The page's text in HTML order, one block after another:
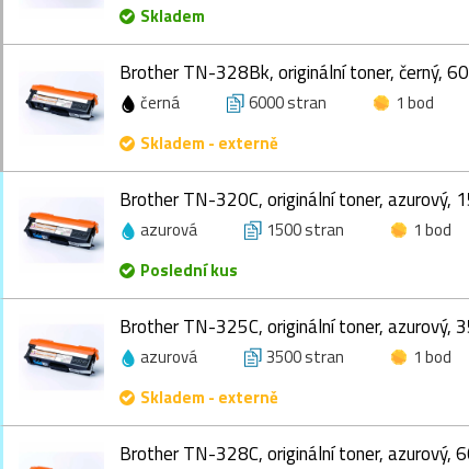
Skladem
Brother TN-328Bk, originální toner, černý,
černá 6000 stran
1 bod
Skladem - externě
Brother TN-320C, originální toner, azurový,
azurová 1500 stran
1 bod
Poslední kus
Brother TN-325C, originální toner, azurový,
azurová 3500 stran
1 bod
Skladem - externě
Brother TN-328C, originální toner, azurový,